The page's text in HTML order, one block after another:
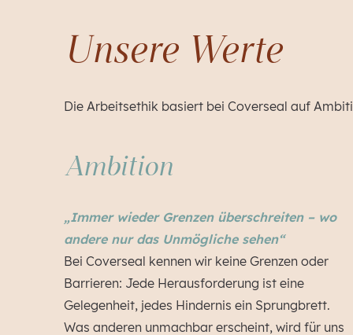
Unsere Werte
Die Arbeitsethik basiert bei Coverseal auf
Ambition
„Immer wieder Grenzen überschreiten – wo
andere nur das Unmögliche sehen“
Bei Coverseal kennen wir keine Grenzen oder
Barrieren: Jede Herausforderung ist eine
Gelegenheit, jedes Hindernis ein Sprungbrett.
Was anderen unmachbar erscheint, wird für uns